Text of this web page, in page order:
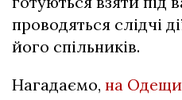
проводяться слідчі
його спільників.
Нагадаємо, на